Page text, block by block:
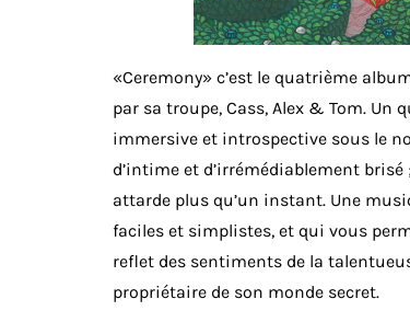
«Ceremony» c’est le quatrième
par sa troupe, Cass, Alex & Tom.
immersive et introspective sous le
d’intime et d’irrémédiablement
attarde plus qu’un instant. Une
faciles et simplistes, et qui vous
reflet des sentiments de la
propriétaire de son monde secret.